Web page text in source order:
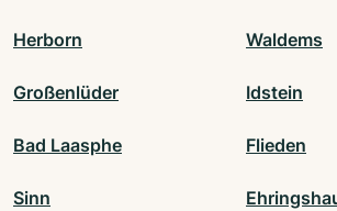
Herborn Waldems
Großenlüder Idstein
Bad Laasphe Flieden
Sinn